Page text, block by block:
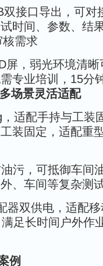
双接口导出，可
时间、参数、结
核需求
屏，弱光环境清
专业培训，15分
场景灵活适配
适配手持与工装
装固定，适配重
污，可抵御车
、车间等复杂测
器双供电，适配
足长时间户外作
例